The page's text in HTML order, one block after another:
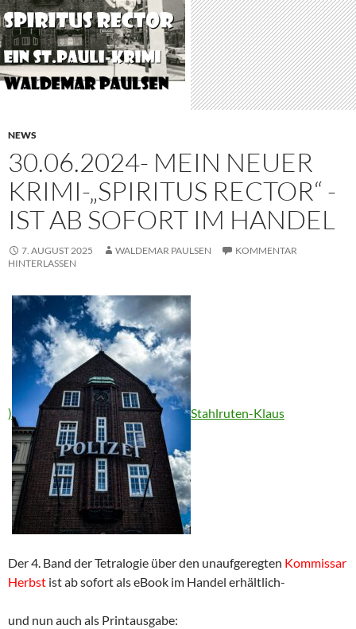
NEWS
30.06.2024- MEIN NEUER
KRIMI-„SPIRITUS RECTOR“ -
IST AB SOFORT IM HANDEL
7. AUGUST 2025 WALDEMAR PAULSEN
KOMMENTAR
HINTERLASSEN
) Stahlruten-Klaus
Der 4. Band der Tetralogie über den unaufgeregten Kommissar
Herbst ist ab sofort als eBook im Handel erhältlich-
und nun auch als Printausgabe: